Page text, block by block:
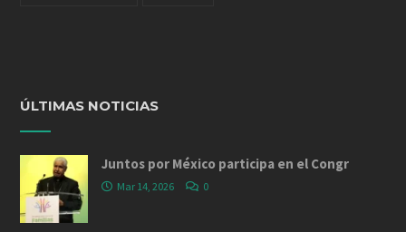
ÚLTIMAS NOTICIAS
Juntos por México participa en el Congr
Mar 14, 2026 0